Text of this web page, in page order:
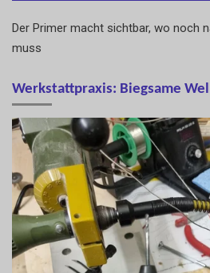
Der Primer macht sichtbar, wo noch
muss
Werkstattpraxis: Biegsame